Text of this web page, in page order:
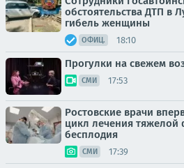
обстоятельства ДТП в
гибель женщины
ОФИЦ. 18:10
Прогулки на свежем
СМИ 17:53
Ростовские врачи
цикл лечения
бесплодия
СМИ 17:39